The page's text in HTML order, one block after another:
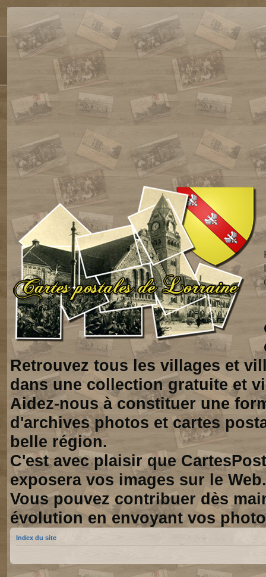
Retrouvez tous les villages et
dans une collection gratuite et
Aidez-nous à constituer une
d'archives photos et cartes
belle région.
C'est avec plaisir que
exposera vos images sur le Web.
Vous pouvez contribuer dès
évolution en envoyant vos
Index du site